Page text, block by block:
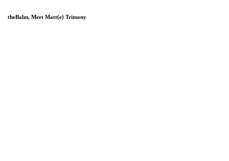
theBalm, Meet Matt(e) Trimony